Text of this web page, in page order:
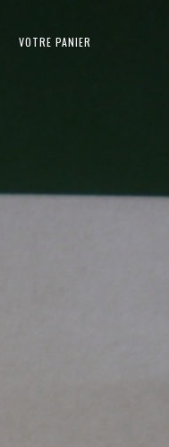
VOTRE PANIER